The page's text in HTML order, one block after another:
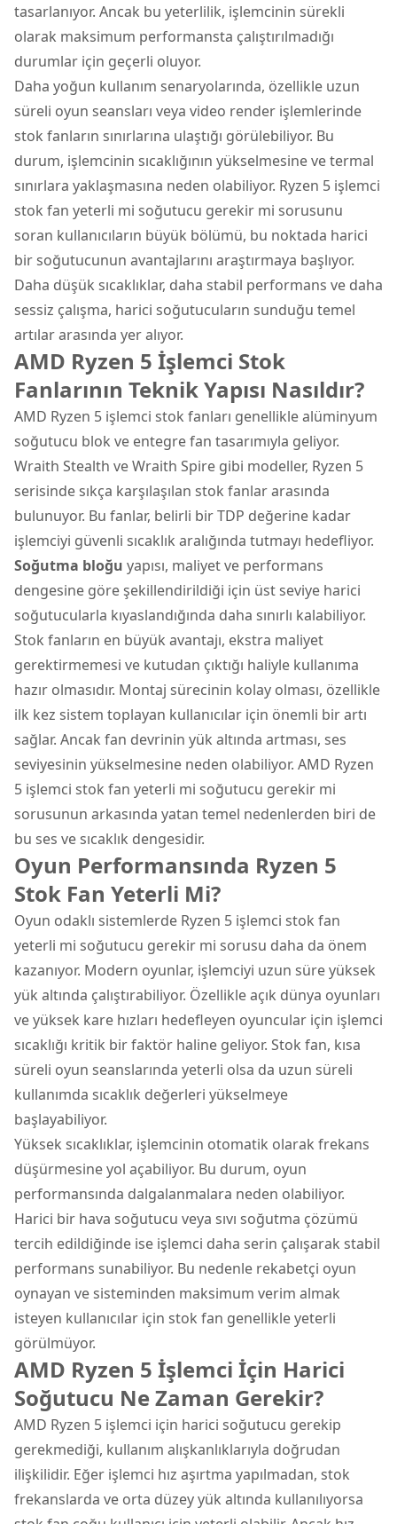
tasarlanıyor. Ancak bu yeterlilik, işlemcinin sürekli
olarak maksimum performansta çalıştırılmadığı
durumlar için geçerli oluyor.
Daha yoğun kullanım senaryolarında, özellikle uzun
süreli oyun seansları veya video render işlemlerinde
stok fanların sınırlarına ulaştığı görülebiliyor. Bu
durum, işlemcinin sıcaklığının yükselmesine ve termal
sınırlara yaklaşmasına neden olabiliyor. Ryzen 5 işlemci
stok fan yeterli mi soğutucu gerekir mi sorusunu
soran kullanıcıların büyük bölümü, bu noktada harici
bir soğutucunun avantajlarını araştırmaya başlıyor.
Daha düşük sıcaklıklar, daha stabil performans ve daha
sessiz çalışma, harici soğutucuların sunduğu temel
artılar arasında yer alıyor.
AMD Ryzen 5 İşlemci Stok
Fanlarının Teknik Yapısı Nasıldır?
AMD Ryzen 5 işlemci stok fanları genellikle alüminyum
soğutucu blok ve entegre fan tasarımıyla geliyor.
Wraith Stealth ve Wraith Spire gibi modeller, Ryzen 5
serisinde sıkça karşılaşılan stok fanlar arasında
bulunuyor. Bu fanlar, belirli bir TDP değerine kadar
işlemciyi güvenli sıcaklık aralığında tutmayı hedefliyor.
Soğutma bloğu yapısı, maliyet ve performans
dengesine göre şekillendirildiği için üst seviye harici
soğutucularla kıyaslandığında daha sınırlı kalabiliyor.
Stok fanların en büyük avantajı, ekstra maliyet
gerektirmemesi ve kutudan çıktığı haliyle kullanıma
hazır olmasıdır. Montaj sürecinin kolay olması, özellikle
ilk kez sistem toplayan kullanıcılar için önemli bir artı
sağlar. Ancak fan devrinin yük altında artması, ses
seviyesinin yükselmesine neden olabiliyor. AMD Ryzen
5 işlemci stok fan yeterli mi soğutucu gerekir mi
sorusunun arkasında yatan temel nedenlerden biri de
bu ses ve sıcaklık dengesidir.
Oyun Performansında Ryzen 5
Stok Fan Yeterli Mi?
Oyun odaklı sistemlerde Ryzen 5 işlemci stok fan
yeterli mi soğutucu gerekir mi sorusu daha da önem
kazanıyor. Modern oyunlar, işlemciyi uzun süre yüksek
yük altında çalıştırabiliyor. Özellikle açık dünya oyunları
ve yüksek kare hızları hedefleyen oyuncular için işlemci
sıcaklığı kritik bir faktör haline geliyor. Stok fan, kısa
süreli oyun seanslarında yeterli olsa da uzun süreli
kullanımda sıcaklık değerleri yükselmeye
başlayabiliyor.
Yüksek sıcaklıklar, işlemcinin otomatik olarak frekans
düşürmesine yol açabiliyor. Bu durum, oyun
performansında dalgalanmalara neden olabiliyor.
Harici bir hava soğutucu veya sıvı soğutma çözümü
tercih edildiğinde ise işlemci daha serin çalışarak stabil
performans sunabiliyor. Bu nedenle rekabetçi oyun
oynayan ve sisteminden maksimum verim almak
isteyen kullanıcılar için stok fan genellikle yeterli
görülmüyor.
AMD Ryzen 5 İşlemci İçin Harici
Soğutucu Ne Zaman Gerekir?
AMD Ryzen 5 işlemci için harici soğutucu gerekip
gerekmediği, kullanım alışkanlıklarıyla doğrudan
ilişkilidir. Eğer işlemci hız aşırtma yapılmadan, stok
frekanslarda ve orta düzey yük altında kullanılıyorsa